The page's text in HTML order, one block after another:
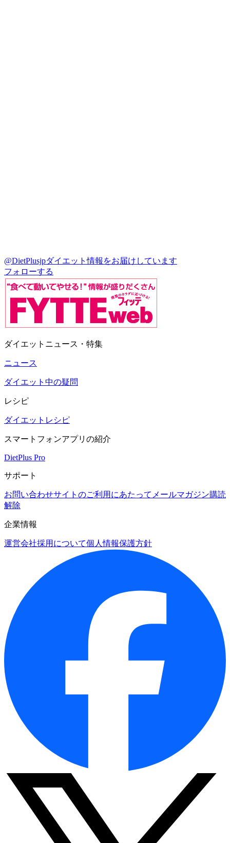
@DietPlusjpダイエット情報をお届けしています
フォローする
ダイエットニュース・特集
ニュース
ダイエット中の疑問
レシピ
ダイエットレシピ
スマートフォンアプリの紹介
DietPlus Pro
サポート
お問い合わせサイトのご利用にあたって メールマガジン購読
解除
企業情報
運営会社採用について個人情報保護方針